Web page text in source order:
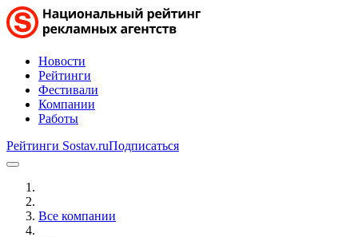
Новости
Рейтинги
Фестивали
Компании
Работы
Рейтинги Sostav.ruПодписаться
Все компании